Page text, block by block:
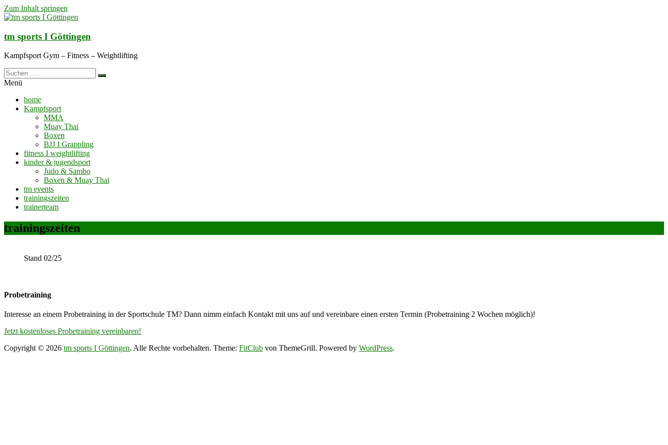
Zum Inhalt springen
tm sports I Göttingen
Kampfsport Gym – Fitness – Weightlifting
Menü
home
Kampfsport
MMA
Muay Thai
Boxen
BJJ I Grappling
fitness I weightlifting
kinder & jugendsport
Judo & Sambo
Boxen & Muay Thai
tm events
trainingszeiten
trainerteam
trainingszeiten
Stand 02/25
Probetraining
Interesse an einem Probetraining in der Sportschule TM? Dann nimm einfach Kontakt mit uns auf und vereinbare einen ersten Termin (Probetraining 2 Wochen möglich)!
Jetzt kostenloses Probetraining vereinbaren!
Copyright © 2026 tm sports I Göttingen. Alle Rechte vorbehalten. Theme: FitClub von ThemeGrill. Powered by WordPress.